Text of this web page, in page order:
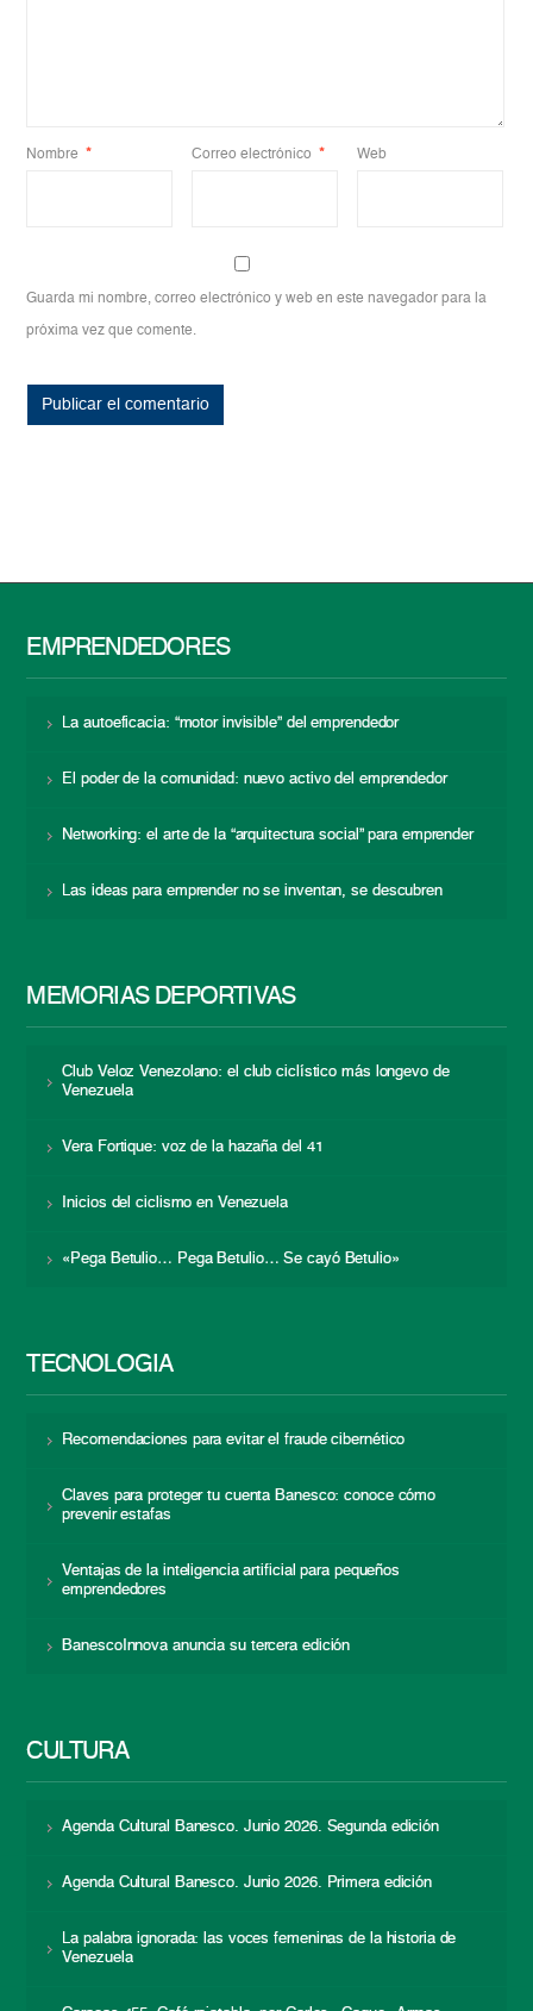
Nombre * Correo electrónico * Web
Guarda mi nombre, correo electrónico y web en este navegador para la
próxima vez que comente.
EMPRENDEDORES
La autoeficacia: “motor invisible” del emprendedor
El poder de la comunidad: nuevo activo del emprendedor
Networking: el arte de la “arquitectura social” para emprender
Las ideas para emprender no se inventan, se descubren
MEMORIAS DEPORTIVAS
Club Veloz Venezolano: el club ciclístico más longevo de
Venezuela
Vera Fortique: voz de la hazaña del 41
Inicios del ciclismo en Venezuela
«Pega Betulio… Pega Betulio… Se cayó Betulio»
TECNOLOGÍA
Recomendaciones para evitar el fraude cibernético
Claves para proteger tu cuenta Banesco: conoce cómo
prevenir estafas
Ventajas de la inteligencia artificial para pequeños
emprendedores
BanescoInnova anuncia su tercera edición
CULTURA
Agenda Cultural Banesco. Junio 2026. Segunda edición
Agenda Cultural Banesco. Junio 2026. Primera edición
La palabra ignorada: las voces femeninas de la historia de
Venezuela